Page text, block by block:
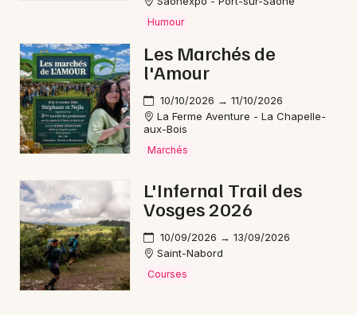
Humour
Les Marchés de
l'Amour
10/10/2026 → 11/10/2026
La Ferme Aventure - La Chapelle-
aux-Bois
Marchés
L'Infernal Trail des
Vosges 2026
10/09/2026 → 13/09/2026
Saint-Nabord
Courses